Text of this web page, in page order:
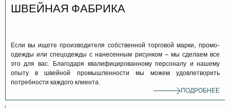
ШВЕЙНАЯ ФАБРИКА
Если вы ищете производителя собственной торговой марки, промо-
одежды или спецодежды с нанесенным рисунком – мы сделаем все
это для вас. Благодаря квалифицированному персоналу и нашему
опыту в швейной промышленности мы можем удовлетворить
потребности каждого клиента.
ПОДРОБНЕЕ